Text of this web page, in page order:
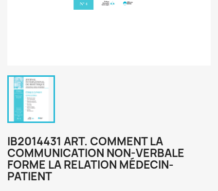
IB2014431 ART. COMMENT LA
COMMUNICATION NON-VERBALE
FORME LA RELATION MÉDECIN-
PATIENT